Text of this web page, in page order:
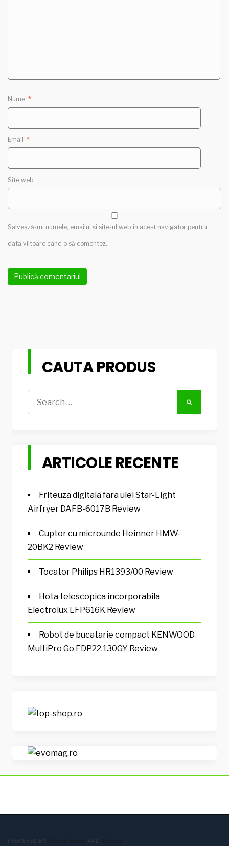
Nume *
Email *
Site web
Salvează-mi numele, emailul și site-ul web în acest navigator pentru
data viitoare când o să comentez.
CAUTA PRODUS
for:
ARTICOLE RECENTE
Friteuza digitala fara ulei Star-Light
Airfryer DAFB-6017B Review
Cuptor cu microunde Heinner HMW-
20BK2 Review
Tocator Philips HR1393/00 Review
Hota telescopica incorporabila
Electrolux LFP616K Review
Robot de bucatarie compact KENWOOD
MultiPro Go FDP22.130GY Review
POWERED BY WORDPRESS AND VERSAL